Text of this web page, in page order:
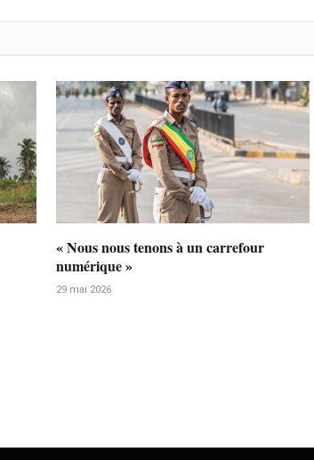
« Nous nous tenons à un carrefour
numérique »
29 mai 2026